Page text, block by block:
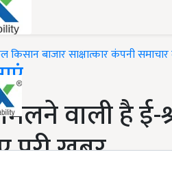
किसानबाजारसाक्षात्कारकंपनी समाचार
वाली है
पूरी खबर